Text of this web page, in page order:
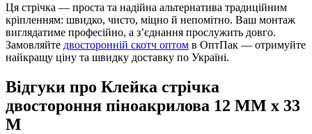
Ця стрічка — проста та надійна альтернатива традиційним
кріпленням: швидко, чисто, міцно й непомітно. Ваш монтаж
виглядатиме професійно, а з’єднання прослужить довго.
Замовляйте двосторонній скотч оптом в ОптПак — отримуйте
найкращу ціну та швидку доставку по Україні.
Відгуки про Клейка стрічка
двостороння піноакрилова 12 ММ х 33
М